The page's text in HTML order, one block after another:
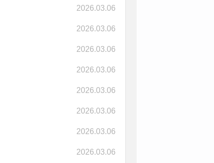
2026.03.06
2026.03.06
2026.03.06
2026.03.06
2026.03.06
2026.03.06
2026.03.06
2026.03.06